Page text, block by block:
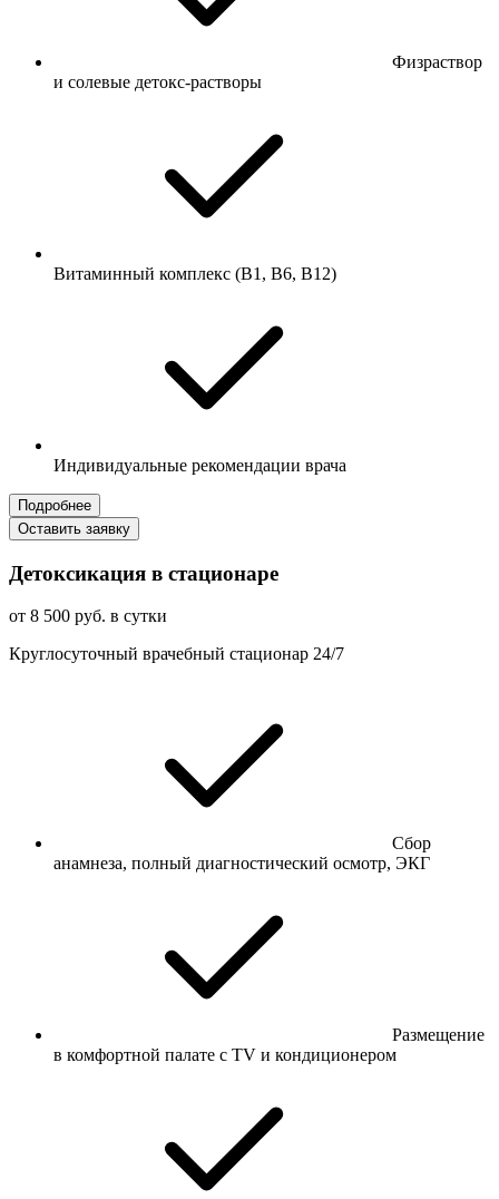
Физраствор
и солевые детокс-растворы
Витаминный комплекс (B1, B6, B12)
Индивидуальные рекомендации врача
Подробнее
Оставить заявку
Детоксикация в стационаре
от 8 500 руб. в сутки
Круглосуточный врачебный стационар 24/7
Сбор
анамнеза, полный диагностический осмотр, ЭКГ
Размещение
в комфортной палате с TV и кондиционером